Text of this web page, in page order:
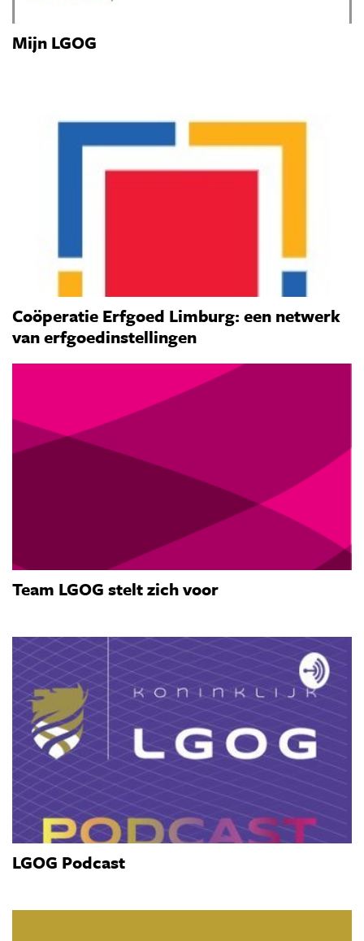
Mijn LGOG
Coöperatie Erfgoed Limburg: een netwerk
van erfgoedinstellingen
Team LGOG stelt zich voor
LGOG Podcast